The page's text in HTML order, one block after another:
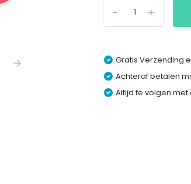
+
-
Gratis Verzending
Achteraf betalen
Altijd te volgen met